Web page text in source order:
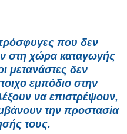
που δεν
στη χώρα καταγωγής
μετανάστες δεν
εμπόδιο στην
να επιστρέψουν,
την προστασία
τους.